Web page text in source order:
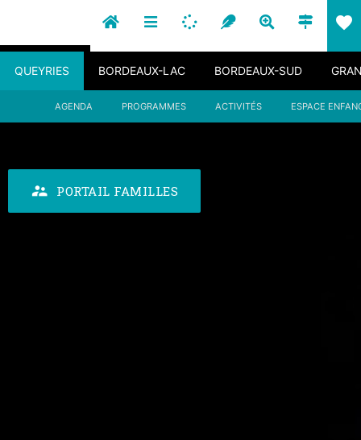
favorite
QUEYRIES BORDEAUX-LAC BORDEAUX-SUD
AGENDA PROGRAMMES ACTIVITÉS ESPACE
supervisor_account PORTAIL FAMILLES